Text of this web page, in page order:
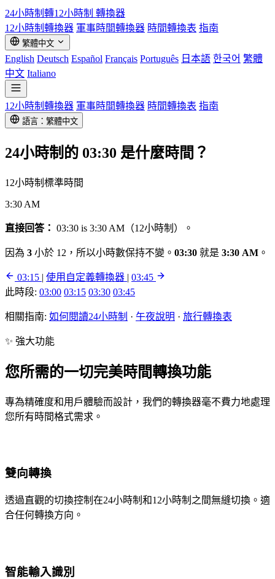
24小時制轉12小時制 轉換器
12小時制轉換器 軍事時間轉換器 時間轉換表 指南
繁體中文
English Deutsch Español Français Português 日本語 한국어 繁體
中文 Italiano
12小時制轉換器 軍事時間轉換器 時間轉換表 指南
語言：繁體中文
24小時制的 03:30 是什麼時間？
12小時制標準時間
3:30 AM
直接回答： 03:30 is 3:30 AM（12小時制）。
因為 3 小於 12，所以小時數保持不變。 03:30 就是 3:30 AM 。
03:15 | 使用自定義轉換器 | 03:45
此時段: 03:00 03:15 03:30 03:45
相關指南: 如何閱讀24小時制 · 午夜說明 · 旅行轉換表
✨ 強大功能
您所需的一切完美時間轉換功能
專為精確度和用戶體驗而設計，我們的轉換器毫不費力地處理
您所有時間格式需求。
雙向轉換
透過直觀的切換控制在24小時制和12小時制之間無縫切換。適
合任何轉換方向。
智能輸入識別